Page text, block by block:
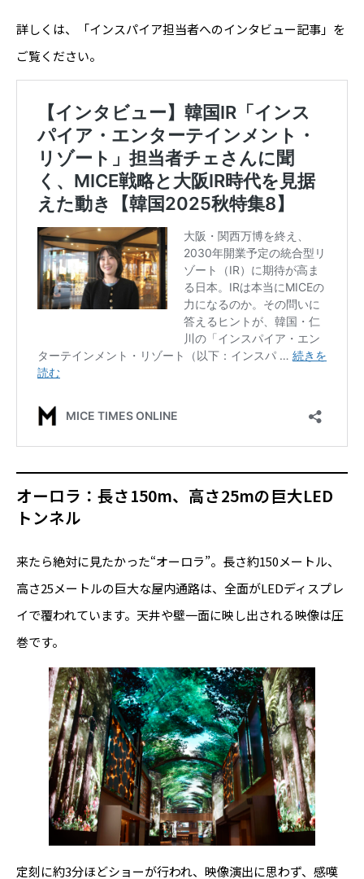
詳しくは、「インスパイア担当者へのインタビュー記事」を
ご覧ください。
オーロラ：長さ150m、高さ25mの巨大LED
トンネル
来たら絶対に見たかった“オーロラ”。長さ約150メートル、
高さ25メートルの巨大な屋内通路は、全面がLEDディスプレ
イで覆われています。天井や壁一面に映し出される映像は圧
巻です。
定刻に約3分ほどショーが行われ、映像演出に思わず、感嘆